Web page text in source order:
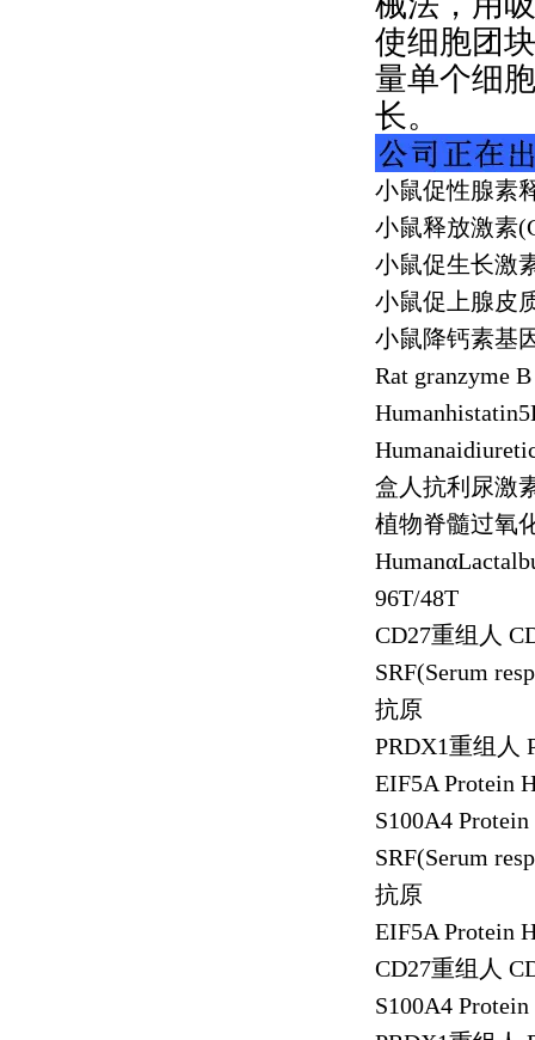
使细胞团
量单个细
长。
小鼠促性腺素
小鼠释放激素
小鼠促生长激
小鼠促上腺皮
小鼠降钙素基
Rat granzyme
盒人抗利尿激
植物脊髓过氧
Humanα
96T/48T
CD27重组人
SRF(Serum
抗原
PRDX1重组人
EIF5A Protein
S100A4
SRF(Serum
抗原
EIF5A Protein
CD27重组人
S100A4